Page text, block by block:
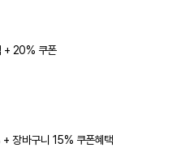
+ 20% 쿠폰
장바구니 15% 쿠폰혜택